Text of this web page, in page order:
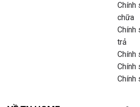
Chính
chữa
Chính
trả
Chính
Chính
Chính